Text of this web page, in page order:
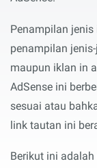
Penampilan
penampilan
maupun iklan in
AdSense ini
sesuai atau
link tautan ini
Berikut ini